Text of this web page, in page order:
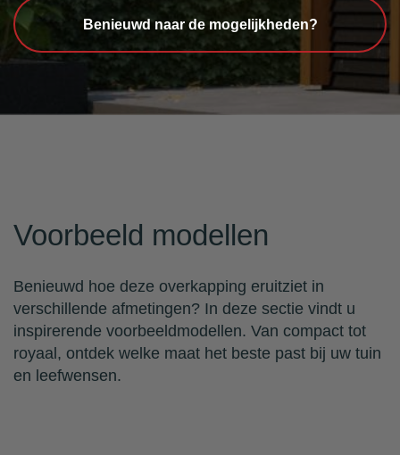
Benieuwd naar de mogelijkheden?
Voorbeeld modellen
Benieuwd hoe deze overkapping eruitziet in
verschillende afmetingen? In deze sectie vindt u
inspirerende voorbeeldmodellen. Van compact tot
royaal, ontdek welke maat het beste past bij uw tuin
en leefwensen.